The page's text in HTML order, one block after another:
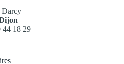
Darcy
44 18 29